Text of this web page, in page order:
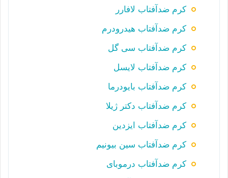
کرم ضدآفتاب لافارر
کرم ضدآفتاب هیدرودرم
کرم ضدآفتاب سی گل
کرم ضدآفتاب لایسل
کرم ضدآفتاب بایودرما
کرم ضدآفتاب دکتر ژیلا
کرم ضدآفتاب ایزدین
کرم ضدآفتاب سین بیونیم
کرم ضدآفتاب درموبای